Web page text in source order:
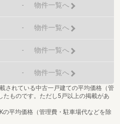
- 物件一覧へ
- 物件一覧へ
- 物件一覧へ
- 物件一覧へ
されている中古一戸建ての平均価格（管
ものです。ただし5戸以上の掲載があ
の平均価格（管理費・駐車場代などを除